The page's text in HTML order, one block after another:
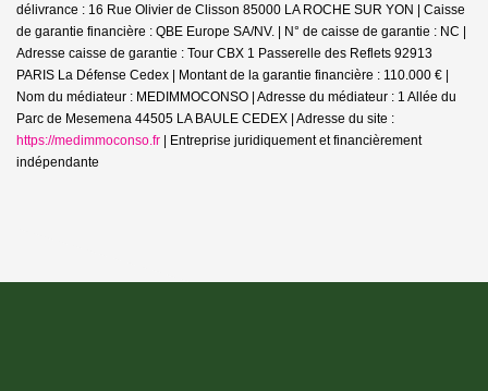
délivrance : 16 Rue Olivier de Clisson 85000 LA ROCHE SUR YON | Caisse
de garantie financière : QBE Europe SA/NV. | N° de caisse de garantie : NC |
Adresse caisse de garantie : Tour CBX 1 Passerelle des Reflets 92913
PARIS La Défense Cedex | Montant de la garantie financière : 110.000 € |
Nom du médiateur : MEDIMMOCONSO | Adresse du médiateur : 1 Allée du
Parc de Mesemena 44505 LA BAULE CEDEX | Adresse du site :
https://medimmoconso.fr | Entreprise juridiquement et financièrement
indépendante